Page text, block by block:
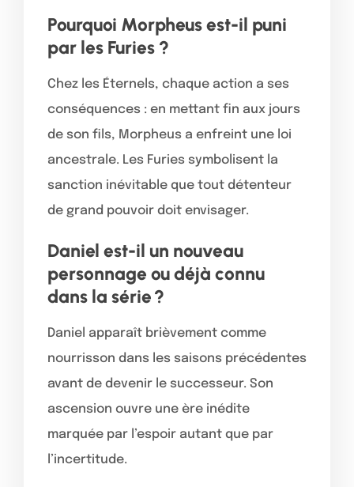
Pourquoi Morpheus est-il puni
par les Furies ?
Chez les Éternels, chaque action a ses
conséquences : en mettant fin aux jours
de son fils, Morpheus a enfreint une loi
ancestrale. Les Furies symbolisent la
sanction inévitable que tout détenteur
de grand pouvoir doit envisager.
Daniel est-il un nouveau
personnage ou déjà connu
dans la série ?
Daniel apparaît brièvement comme
nourrisson dans les saisons précédentes
avant de devenir le successeur. Son
ascension ouvre une ère inédite
marquée par l’espoir autant que par
l’incertitude.